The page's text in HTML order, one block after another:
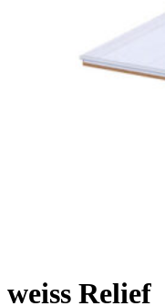
weiss Relief